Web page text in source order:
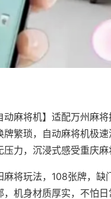
动麻将机】适配万州麻
繁琐，自动麻将机极
力，沉浸式感受重庆麻
将玩法，108张牌，
机身材质厚实，不怕